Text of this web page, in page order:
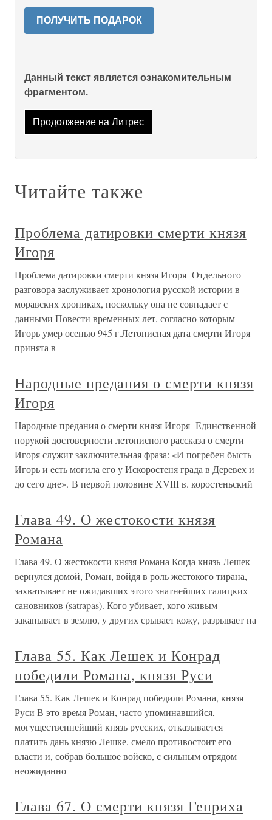
ПОЛУЧИТЬ ПОДАРОК
Данный текст является ознакомительным
фрагментом.
Продолжение на Литрес
Читайте также
Проблема датировки смерти князя
Игоря
Проблема датировки смерти князя Игоря Отдельного
разговора заслуживает хронология русской истории в
моравских хрониках, поскольку она не совпадает с
данными Повести временных лет, согласно которым
Игорь умер осенью 945 г.Летописная дата смерти Игоря
принята в
Народные предания о смерти князя
Игоря
Народные предания о смерти князя Игоря Единственной
порукой достоверности летописного рассказа о смерти
Игоря служит заключительная фраза: «И погребен бысть
Игорь и есть могила его у Искоростеня града в Деревех и
до сего дне». В первой половине XVIII в. коростеньский
Глава 49. О жестокости князя
Романа
Глава 49. О жестокости князя Романа Когда князь Лешек
вернулся домой, Роман, войдя в роль жестокого тирана,
захватывает не ожидавших этого знатнейших галицких
сановников (satrapas). Кого убивает, кого живым
закапывает в землю, у дру­гих срывает кожу, разрывает на
Глава 55. Как Лешек и Конрад
победили Романа, князя Руси
Глава 55. Как Лешек и Конрад победили Романа, князя
Руси В это время Роман, часто упоминавшийся,
могущественнейший князь русских, отказывается
платить дань князю Лешке, смело противостоит его
власти и, собрав большое войско, с сильным отрядом
неожиданно
Глава 67. О смерти князя Генриха